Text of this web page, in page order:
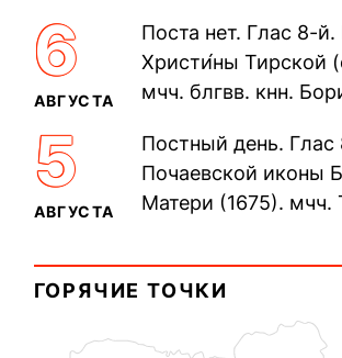
прп. Евпракси́и
6
АВГУСТА
Поста нет. Глас 8-
Христи́ны Тирской
мчч. блгвв. кнн.
Дави́да (1015).
5
АВГУСТА
Постный день. Глас
Почаевской иконы
Матери (1675). мчч.
мучеников
воина Фео́дора...
ГОРЯЧИЕ ТОЧКИ